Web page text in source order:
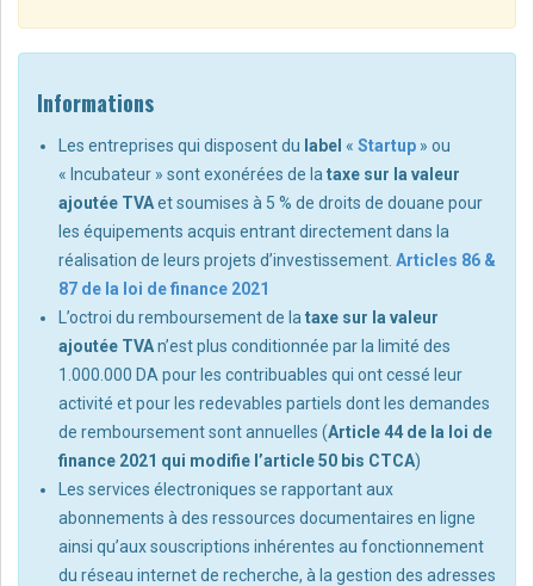
Informations
Les entreprises qui disposent du label « Startup » ou
« Incubateur » sont exonérées de la taxe sur la valeur
ajoutée TVAet soumises à 5 % de droits de douane pour
les équipements acquis entrant directement dans la
réalisation de leurs projets d’investissement. Articles 86 &
87 de la loi de finance 2021
L’octroi du remboursement de la taxe sur la valeur
ajoutée TVAn’est plus conditionnée par la limité des
1.000.000 DA pour les contribuables qui ont cessé leur
activité et pour les redevables partiels dont les demandes
de remboursement sont annuelles (Article 44 de la loi de
finance 2021 qui modifie l’article 50 bis CTCA)
Les services électroniques se rapportant aux
abonnements à des ressources documentaires en ligne
ainsi qu’aux souscriptions inhérentes au fonctionnement
du réseau internet de recherche, à la gestion des adresses